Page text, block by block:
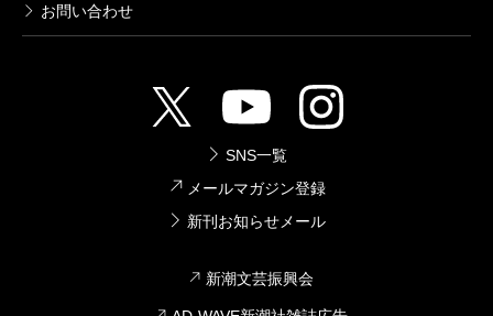
お問い合わせ
SNS一覧
メールマガジン登録
新刊お知らせメール
新潮文芸振興会